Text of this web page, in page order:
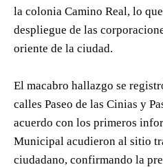
la colonia Camino Real, lo
despliegue de las
oriente de la ciudad.
El macabro hallazgo se
calles Paseo de las Cinias y
acuerdo con los primeros
Municipal acudieron al sitio
ciudadano, confirmando la